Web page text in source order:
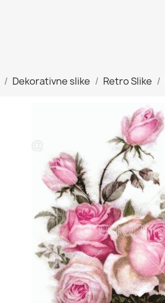
Dekorativne slike Retro Slike